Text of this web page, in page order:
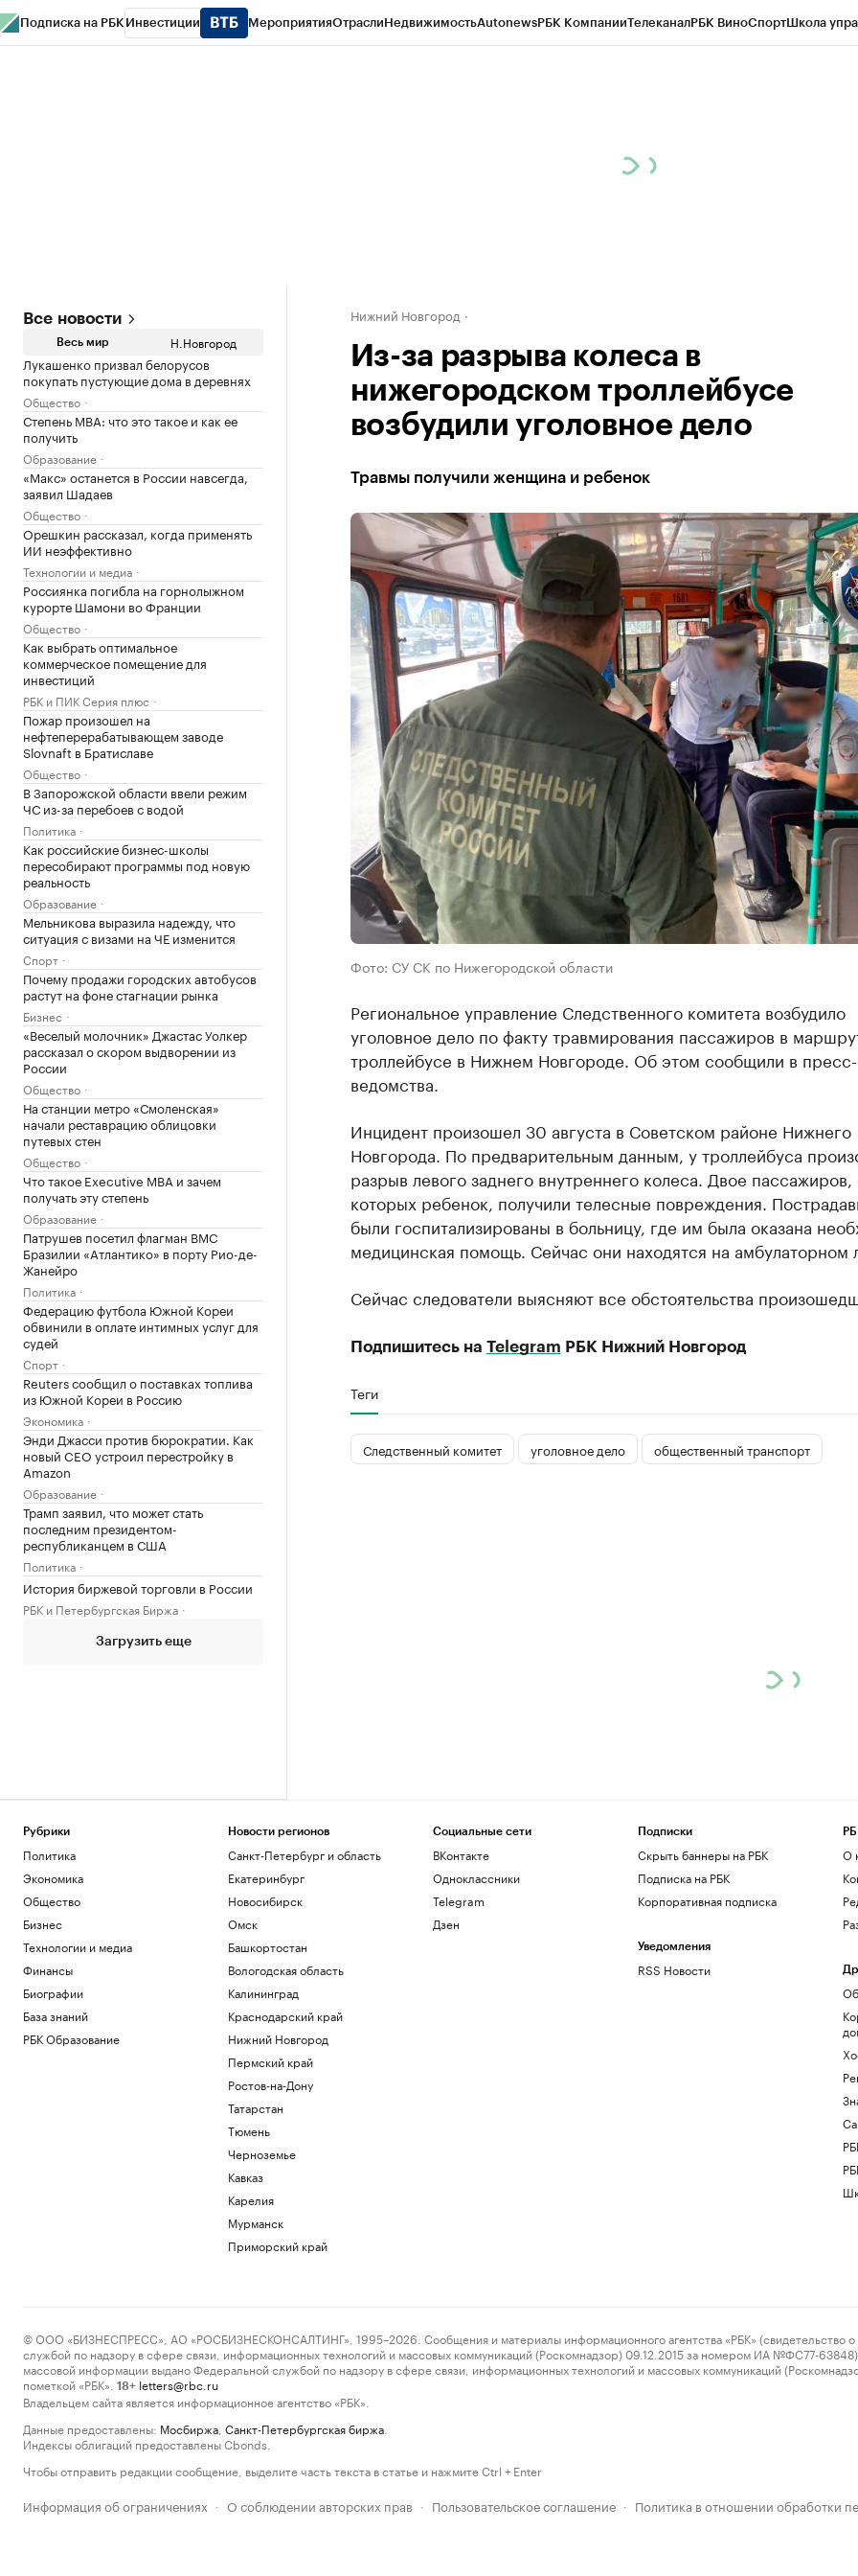
Подписка на РБК Инвестиции МероприятияОтраслиНедвижимостьAutonewsРБК КомпанииТелеканалРБК ВиноСпортШкола
Все новости
Весь мир Н.Новгород
Лукашенко призвал белорусов
покупать пустующие дома в деревнях
Общество
Степень MBA: что это такое и как ее
получить
Образование
«Макс» останется в России навсегда,
заявил Шадаев
Общество
Орешкин рассказал, когда применять
ИИ неэффективно
Технологии и медиа
Россиянка погибла на горнолыжном
курорте Шамони во Франции
Общество
Как выбрать оптимальное
коммерческое помещение для
инвестиций
РБК и ПИК Серия плюс
Пожар произошел на
нефтеперерабатывающем заводе
Slovnaft в Братиславе
Общество
В Запорожской области ввели режим
ЧС из-за перебоев с водой
Политика
Как российские бизнес-школы
пересобирают программы под новую
реальность
Образование
Мельникова выразила надежду, что
ситуация с визами на ЧЕ изменится
Спорт
Почему продажи городских автобусов
растут на фоне стагнации рынка
Бизнес
«Веселый молочник» Джастас Уолкер
рассказал о скором выдворении из
России
Общество
На станции метро «Смоленская»
начали реставрацию облицовки
путевых стен
Общество
Что такое Executive MBA и зачем
получать эту степень
Образование
Патрушев посетил флагман ВМС
Бразилии «Атлантико» в порту Рио-де-
Жанейро
Политика
Федерацию футбола Южной Кореи
обвинили в оплате интимных услуг для
судей
Спорт
Reuters сообщил о поставках топлива
из Южной Кореи в Россию
Экономика
Энди Джасси против бюрократии. Как
новый CEO устроил перестройку в
Amazon
Образование
Трамп заявил, что может стать
последним президентом-
республиканцем в США
Политика
История биржевой торговли в России
РБК и Петербургская Биржа
Загрузить еще
Нижний Новгород
Из-за разрыва колеса в
нижегородском троллейбусе
возбудили уголовное дело
Травмы получили женщина и ребенок
Фото: СУ СК по Нижегородской области
Региональное управление Следственного комитета возбудило
уголовное дело по факту травмирования пассажиров в
троллейбусе в Нижнем Новгороде. Об этом сообщили в
ведомства.
Инцидент произошел 30 августа в Советском районе Нижнего
Новгорода. По предварительным данным, у троллейбуса
разрыв левого заднего внутреннего колеса. Двое пассажиров,
которых ребенок, получили телесные повреждения.
были госпитализированы в больницу, где им была оказана
медицинская помощь. Сейчас они находятся на амбулаторном
Сейчас следователи выясняют все обстоятельства
Подпишитесь на Telegram РБК Нижний Новгород
Теги
Следственный комитет уголовное дело общественный транспорт
Рубрики
Политика
Экономика
Общество
Бизнес
Технологии и медиа
Финансы
Биографии
База знаний
РБК Образование
Новости регионов
Санкт-Петербург и область
Екатеринбург
Новосибирск
Омск
Башкортостан
Вологодская область
Калининград
Краснодарский край
Нижний Новгород
Пермский край
Ростов-на-Дону
Татарстан
Тюмень
Черноземье
Кавказ
Карелия
Мурманск
Приморский край
Социальные сети
ВКонтакте
Одноклассники
Telegram
Дзен
Подписки
Скрыть баннеры на РБК
Подписка на РБК
Корпоративная подписка
Уведомления
RSS Новости
О
© ООО «БИЗНЕСПРЕСС», АО «РОСБИЗНЕСКОНСАЛТИНГ», 1995–2026. Сообщения и материалы информационного агентства «РБК» (свидетельство о
службой по надзору в сфере связи, информационных технологий и массовых коммуникаций (Роскомнадзор) 09.12.2015 за номером ИА №ФС77-63848)
массовой информации выдано Федеральной службой по надзору в сфере связи, информационных технологий и массовых коммуникаций
пометкой «РБК».
18+ letters@rbc.ru
Владельцем сайта является информационное агентство «РБК».
Данные предоставлены: Мосбиржа Санкт-Петербургская биржа
Индексы облигаций предоставлены Cbonds.
Чтобы отправить редакции сообщение, выделите часть текста в статье и нажмите Ctrl + Enter
Информация об ограничениях · О соблюдении авторских прав · Пользовательское соглашение · Политика в отношении обработки